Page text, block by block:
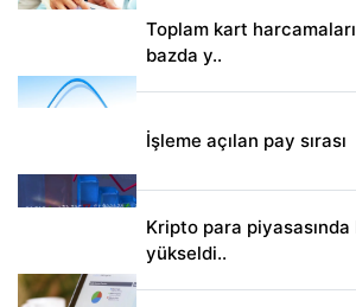
Toplam kart
bazda y..
İşleme açılan pay sırası
Kripto para
yükseldi..